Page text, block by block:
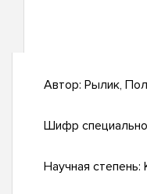
Автор: Рылик,
Шифр
Научная степень: